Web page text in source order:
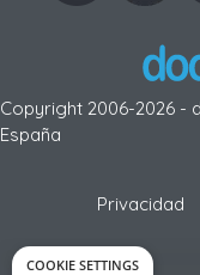
Copyright 2006-2026 -
España
Privacidad
COOKIE SETTINGS